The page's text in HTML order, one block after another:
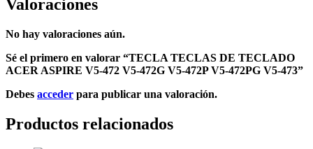
Valoraciones
No hay valoraciones aún.
Sé el primero en valorar “TECLA TECLAS DE TECLADO
ACER ASPIRE V5-472 V5-472G V5-472P V5-472PG V5-473”
Debes acceder para publicar una valoración.
Productos relacionados